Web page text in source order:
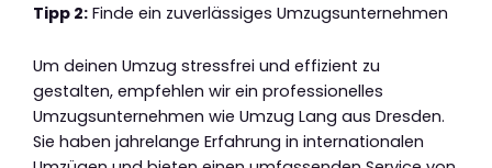
Tipp 2: Finde ein zuverlässiges Umzugsunternehmen
Um deinen Umzug stressfrei und effizient zu
gestalten, empfehlen wir ein professionelles
Umzugsunternehmen wie Umzug Lang aus Dresden.
Sie haben jahrelange Erfahrung in internationalen